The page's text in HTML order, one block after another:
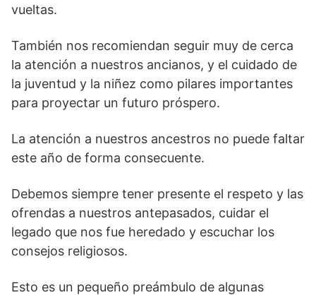
vueltas.
También nos recomiendan seguir muy de cerca
la atención a nuestros ancianos, y el cuidado de
la juventud y la niñez como pilares importantes
para proyectar un futuro próspero.
La atención a nuestros ancestros no puede faltar
este año de forma consecuente.
Debemos siempre tener presente el respeto y las
ofrendas a nuestros antepasados, cuidar el
legado que nos fue heredado y escuchar los
consejos religiosos.
Esto es un pequeño preámbulo de algunas